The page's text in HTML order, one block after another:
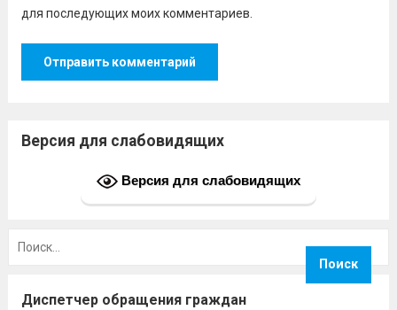
для последующих моих комментариев.
Версия для слабовидящих
Версия для слабовидящих
Диспетчер обращения граждан